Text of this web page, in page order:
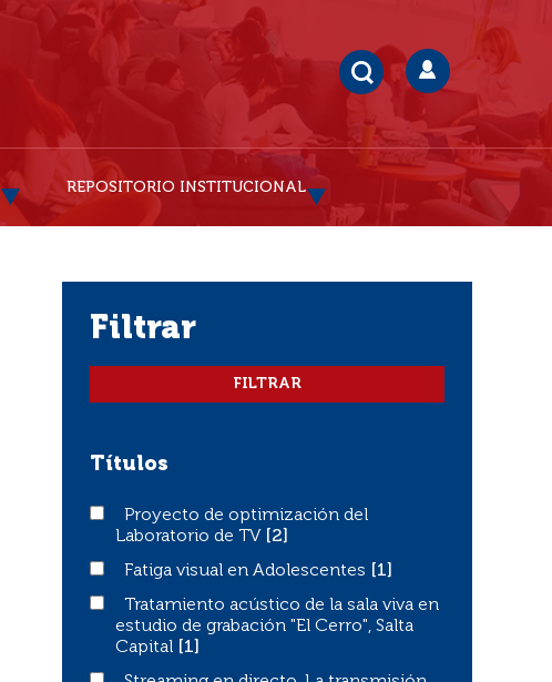
REPOSITORIO INSTITUCIONAL
filtrar
Títulos
Proyecto de optimización del Laboratorio de TV
Proyecto de optimización del
Laboratorio de TV
[2]
Fatiga visual en Adolescentes
Fatiga visual en Adolescentes
[1]
Tratamiento acústico de la sala viva en estudio de
Tratamiento acústico de la sala viva en
estudio de grabación "El Cerro", Salta
Capital
[1]